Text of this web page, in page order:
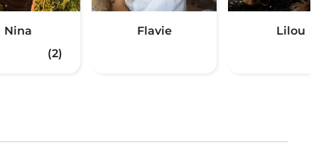
Nina
(2)
Flavie Lilou